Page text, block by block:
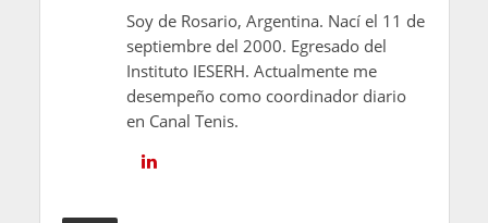
Soy de Rosario, Argentina. Nací el 11 de
septiembre del 2000. Egresado del
Instituto IESERH. Actualmente me
desempeño como coordinador diario
en Canal Tenis.